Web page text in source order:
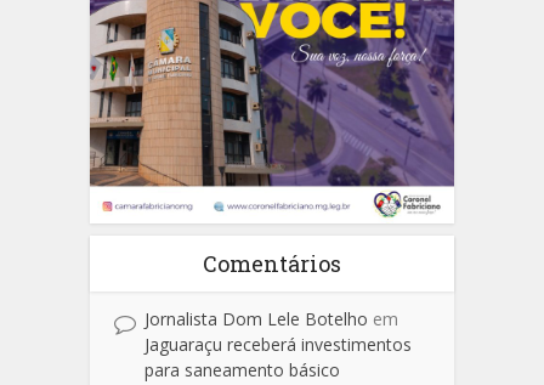
Comentários
Jornalista Dom Lele Botelho em
Jaguaraçu receberá investimentos
para saneamento básico